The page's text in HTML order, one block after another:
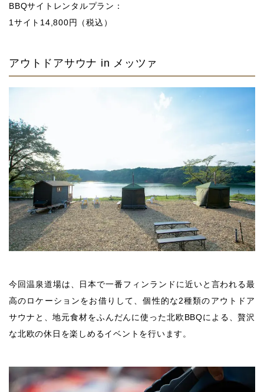
BBQサイトレンタルプラン：
1サイト14,800円（税込）
アウトドアサウナ in メッツァ
今回温泉道場は、日本で一番フィンランドに近いと言われる最
高のロケーションをお借りして、個性的な2種類のアウトドア
サウナと、地元食材をふんだんに使った北欧BBQによる、贅沢
な北欧の休日を楽しめるイベントを行います。